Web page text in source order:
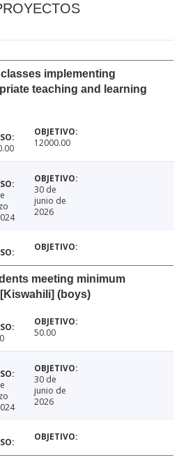
implementing
teaching and learning
12000.00
30 de
junio de
2026
meeting minimum
(boys)
50.00
30 de
junio de
2026